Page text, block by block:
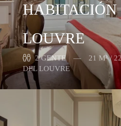
HABITACIÓN
LOUVRE
2 GENTE 21 M² /
DEL LOUVRE